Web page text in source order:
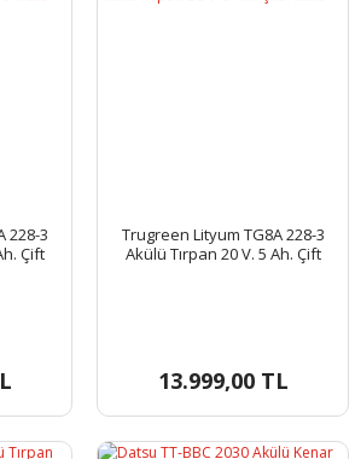
228-3
Çift
Trugreen Lityum TG8A 228-3
Akülü Tırpan 20 V. 5 Ah. Çift
13.999,00 TL